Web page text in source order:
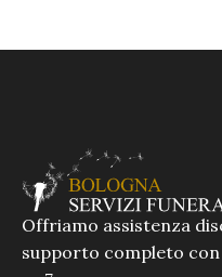
Offriamo assistenza
supporto completo